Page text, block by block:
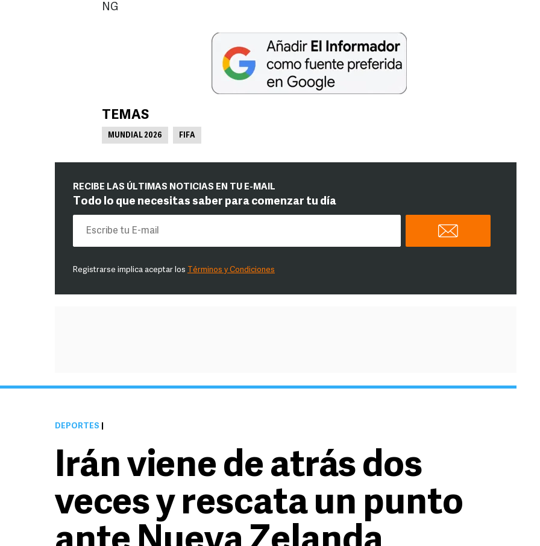
NG
TEMAS
MUNDIAL 2026 FIFA
RECIBE LAS ÚLTIMAS NOTICIAS EN TU E-MAIL
Todo lo que necesitas saber para comenzar tu día
Registrarse implica aceptar los Términos y Condiciones
DEPORTES
Irán viene de atrás dos
veces y rescata un punto